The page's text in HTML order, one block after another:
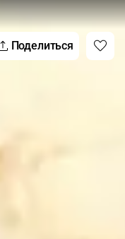
Поделиться